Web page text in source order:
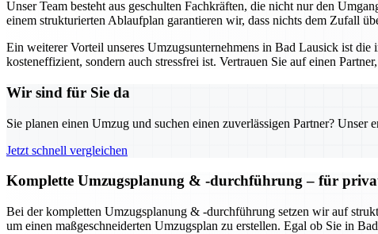
Unser Team besteht aus geschulten Fachkräften, die nicht nur den
einem strukturierten Ablaufplan garantieren wir, dass nichts dem Zufall
Ein weiterer Vorteil unseres Umzugsunternehmens in Bad Lausick ist
kosteneffizient, sondern auch stressfrei ist. Vertrauen Sie auf einen
Wir sind für Sie da
Sie planen einen Umzug und suchen einen zuverlässigen Partner?
Jetzt schnell vergleichen
Komplette Umzugsplanung & -durchführung – für
Bei der kompletten Umzugsplanung & -durchführung setzen wir auf
um einen maßgeschneiderten Umzugsplan zu erstellen. Egal ob Sie in